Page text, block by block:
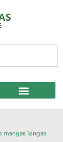
mangas longas